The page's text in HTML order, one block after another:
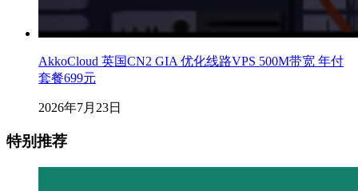
AkkoCloud 英国CN2 GIA 优化线路VPS 500M带宽 年付
套餐699元
2026年7月23日
特别推荐